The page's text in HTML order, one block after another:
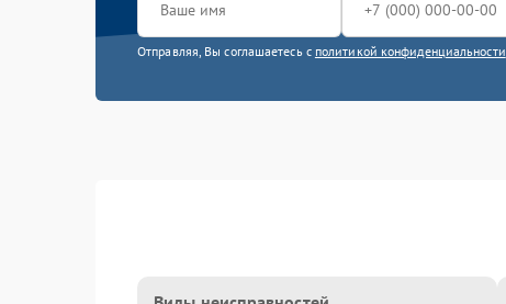
Отправляя, Вы соглашаетесь с политикой конфиденциальности